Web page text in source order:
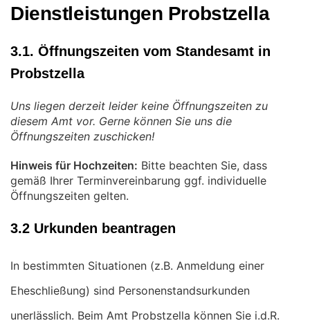
Dienstleistungen Probstzella
3.1. Öffnungszeiten vom Standesamt in
Probstzella
Uns liegen derzeit leider keine Öffnungszeiten zu
diesem Amt vor. Gerne können Sie uns die
Öffnungszeiten zuschicken!
Hinweis für Hochzeiten: Bitte beachten Sie, dass
gemäß Ihrer Terminvereinbarung ggf. individuelle
Öffnungszeiten gelten.
3.2 Urkunden beantragen
In bestimmten Situationen (z.B. Anmeldung einer
Eheschließung) sind Personenstandsurkunden
unerlässlich. Beim Amt Probstzella können Sie i.d.R.